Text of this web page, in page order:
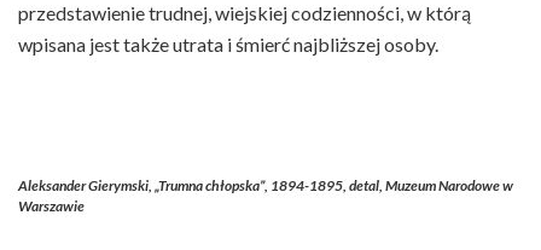
przedstawienie trudnej, wiejskiej codzienności, w którą
wpisana jest także utrata i śmierć najbliższej osoby.
Aleksander Gierymski, „Trumna chłopska”, 1894-1895, detal, Muzeum Narodowe w
Warszawie